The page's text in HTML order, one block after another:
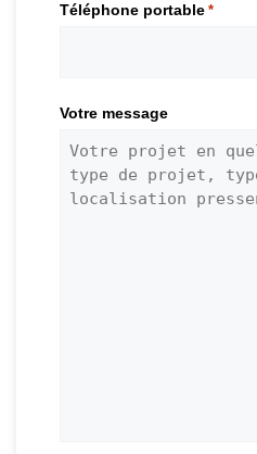
Téléphone portable *
Votre message